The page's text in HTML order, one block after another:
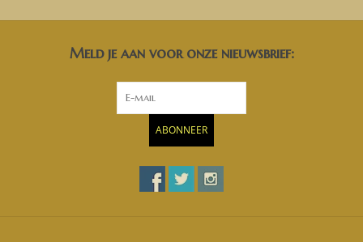
Meld je aan voor onze nieuwsbrief:
ABONNEER